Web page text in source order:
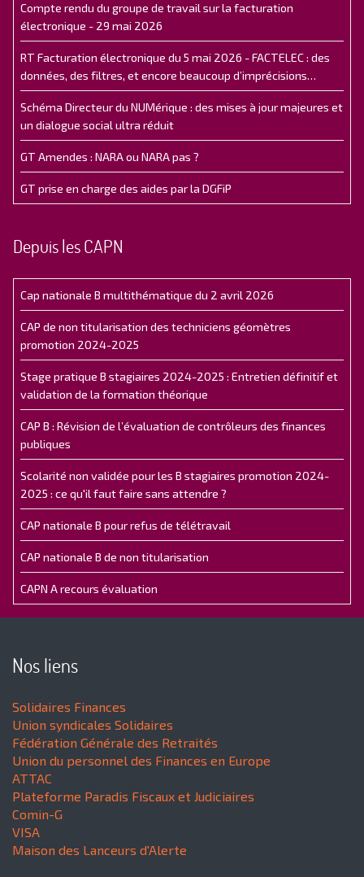
Compte rendu du groupe de travail sur la facturation
électronique - 29 mai 2026
RT Facturation électronique du 5 mai 2026 - FACTELEC : des
données, des filtres, et encore beaucoup d’imprécisions…
Schéma Directeur du NUMérique : des mises à jour majeures et
un dialogue social ultra réduit
GT Amendes : NARA ou NARA pas ?
GT prise en charge des aides par la DGFiP
Depuis les CAPN
Cap nationale B multithématique du 2 avril 2026
CAP de non titularisation des techniciens géomètres
promotion 2024-2025
Stage pratique B stagiaires 2024-2025 : Entretien définitif et
validation de la formation théorique
CAP B : Révision de l’évaluation de contrôleurs des finances
publiques
Scolarité non validée pour les B stagiaires promotion 2024-
2025 : ce qu'il faut faire sans attendre ?
CAP nationale B pour refus de télétravail
CAP nationale B de non titularisation
CAPN A recours évaluation
Nos liens
Solidaires Finances
Union syndicales Solidaires
Fédération Générale des Retraités
Union du personnel des Finances en Europe
ATTAC
Plateforme Paradis Fiscaux et Judiciaires
Comin-G
VISA
Maison des Lanceurs d'Alerte